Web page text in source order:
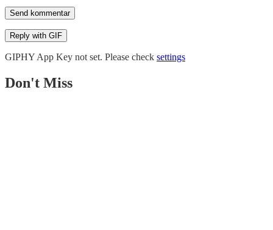
Send kommentar
Reply with GIF
GIPHY App Key not set. Please check settings
Don't Miss